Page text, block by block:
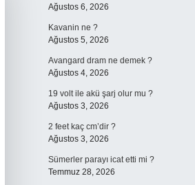
Ağustos 6, 2026
Kavanin ne ?
Ağustos 5, 2026
Avangard dram ne demek ?
Ağustos 4, 2026
19 volt ile akü şarj olur mu ?
Ağustos 3, 2026
2 feet kaç cm’dir ?
Ağustos 3, 2026
Sümerler parayı icat etti mi ?
Temmuz 28, 2026